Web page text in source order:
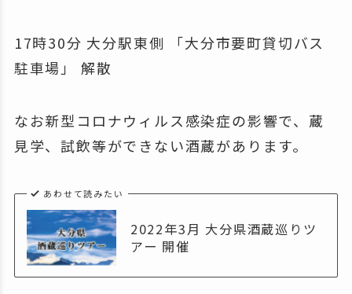
17時30分 大分駅東側 「大分市要町貸切バス
駐車場」 解散
なお新型コロナウィルス感染症の影響で、蔵
見学、試飲等ができない酒蔵があります。
あわせて読みたい
2022年3月 大分県酒蔵巡りツ
アー 開催